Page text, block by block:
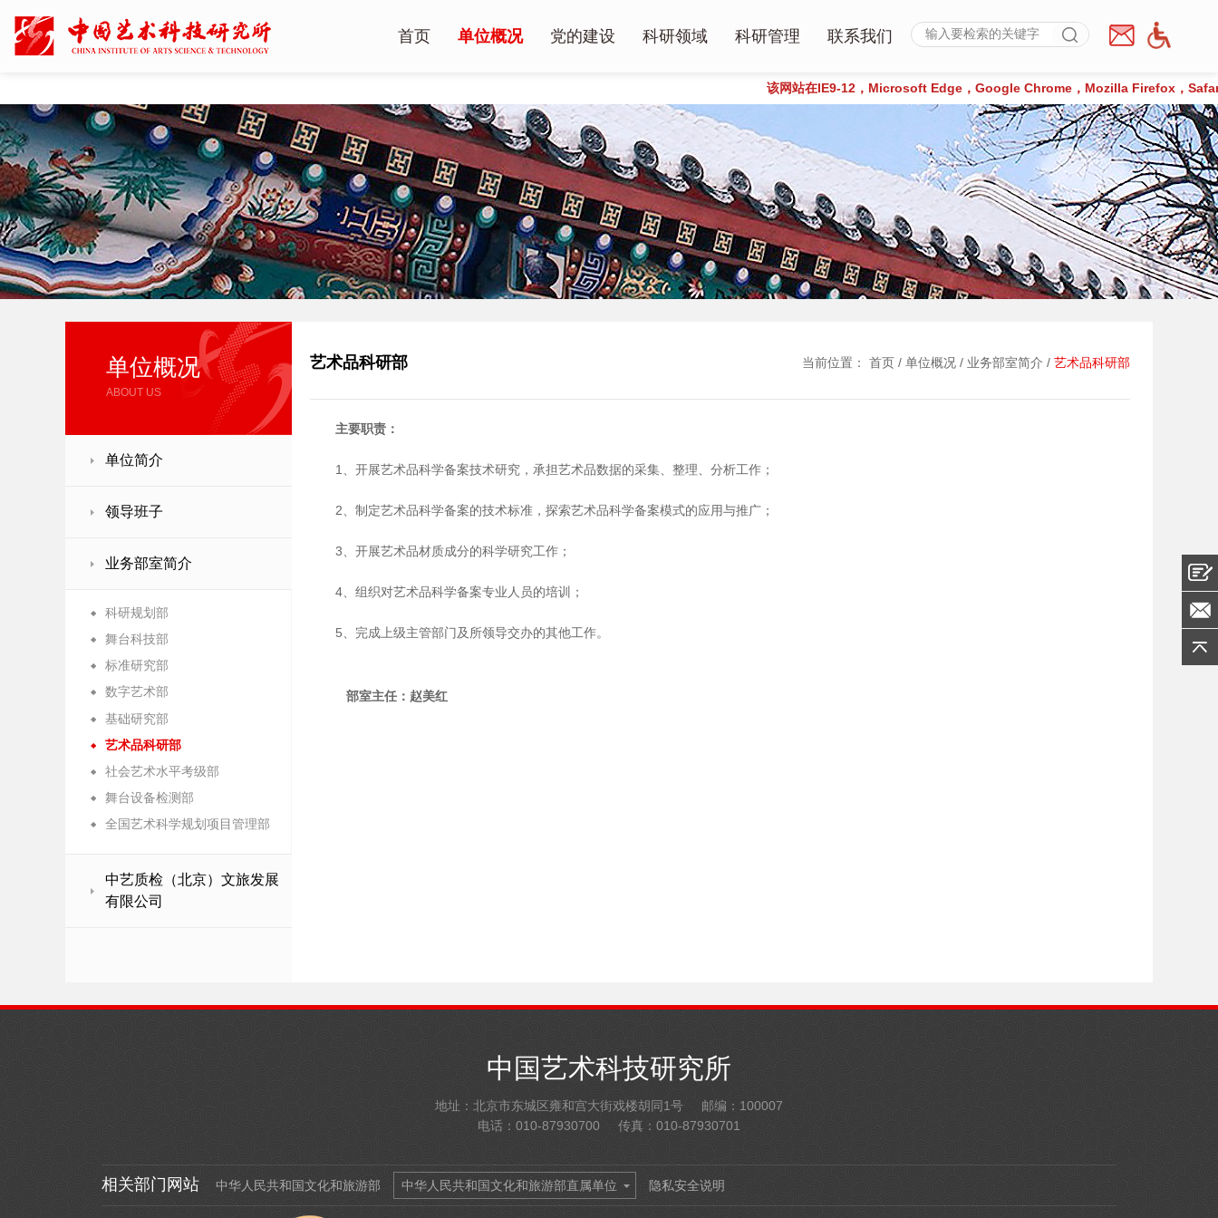
首页 单位概况
领导班子
业务部室简介
中艺质检（北京）文旅发展有限公司
党的建设
专题学习
科研领域
全国剧场标准化技术委员会（TC388）
数字媒体
艺术品科研
科研管理
科研动态
科研成果
博士后工作站
艺术学项目
联系我们
联系方式
该网站在IE9-12，Microsoft Edge，Google Chrome，Mozilla Firefox，Safari，360
单位概况
ABOUT US
单位简介
领导班子
业务部室简介
科研规划部
舞台科技部
标准研究部
数字艺术部
基础研究部
艺术品科研部
社会艺术水平考级部
舞台设备检测部
全国艺术科学规划项目管理部
中艺质检（北京）文旅发展
有限公司
艺术品科研部 当前位置： 首页 / 单位概况 / 业务部室简介 / 艺术品科研部
主要职责：
1、开展艺术品科学备案技术研究，承担艺术品数据的采集、整理、分析工作；
2、制定艺术品科学备案的技术标准，探索艺术品科学备案模式的应用与推广；
3、开展艺术品材质成分的科学研究工作；
4、组织对艺术品科学备案专业人员的培训；
5、完成上级主管部门及所领导交办的其他工作。
部室主任：赵美红
中国艺术科技研究所
地址：北京市东城区雍和宫大街戏楼胡同1号
邮编：100007
电话：010-87930700
传真：010-87930701
相关部门网站 中华人民共和国文化和旅游部 中华人民共和国文化和旅游部直属单位 隐私安全说明